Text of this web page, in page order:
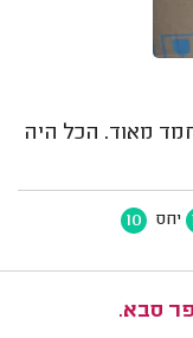
מאוד. הכל היה
יחס 10
סבא.